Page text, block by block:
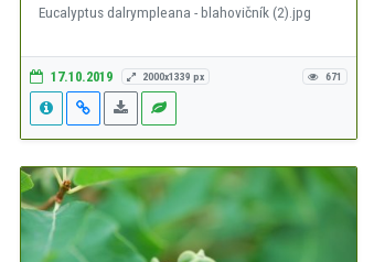
Eucalyptus dalrympleana - blahovičník (2).jpg
17.10.2019 2000x1339 px 671